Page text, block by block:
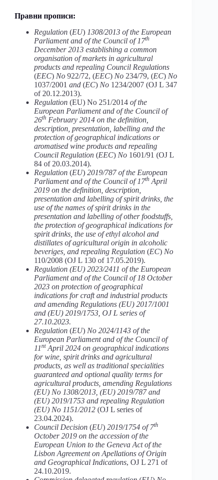
Правни прописи:
Regulation (EU) 1308/2013 of the European
Parliament and of the Council of 17th
December 2013 establishing a common
organisation of markets in agricultural
products and repealing Council Regulations
(EEC) No 922/72, (EEC) No 234/79, (EC) No
1037/2001 and (EC) No 1234/2007 (OJ L 347
of 20.12.2013).
Regulation (EU) No 251/2014 of the
European Parliament and of the Council of
26th February 2014 on the definition,
description, presentation, labelling and the
protection of geographical indications or
aromatised wine products and repealing
Council Regulation (EEC) No 1601/91 (OJ L
84 of 20.03.2014).
Regulation (EU) 2019/787 of the European
Parliament and of the Council of 17th April
2019 on the definition, description,
presentation and labelling of spirit drinks, the
use of the names of spirit drinks in the
presentation and labelling of other foodstuffs,
the protection of geographical indications for
spirit drinks, the use of ethyl alcohol and
distillates of agricultural origin in alcoholic
beveriges, and repealing Regulation (EC) No
110/2008 (OJ L 130 of 17.05.2019).
Regulation (EU) 2023/2411 of the European
Parliament and of the Council of 18 October
2023 on protection of geographical
indications for craft and industrial products
and amending Regulations (EU) 2017/1001
and (EU) 2019/1753, OJ L series of
27.10.2023.
Regulation (EU) No 2024/1143 of the
European Parliament and of the Council of
11ntApril 2024 on geographical indications
for wine, spirit drinks and agricultural
products, as well as traditional specialities
guaranteed and optional quality terms for
agricultural products, amending Regulations
(EU) No 1308/2013, (EU) 2019/787 and
(EU) 2019/1753 and repealing Regulation
(EU) No 1151/2012 (OJ L series of
23.04.2024).
Council Decision (EU) 2019/1754 of 7th
October 2019 on the accession of the
European Union to the Geneva Act of the
Lisbon Agreement on Apellations of Origin
and Geographical Indications, OJ L 271 of
24.10.2019.